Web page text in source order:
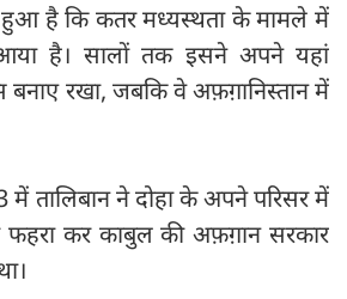
हुआ है कि कतर मध्यस्थता के मामले में
है। सालों तक इसने अपने यहां
बनाए रखा, जबकि वे अफ़ग़ानिस्तान में
तालिबान ने दोहा के अपने परिसर में
कर काबुल की अफ़ग़ान सरकार